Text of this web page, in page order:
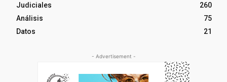
Judiciales
260
Análisis
75
Datos
21
- Advertisement -